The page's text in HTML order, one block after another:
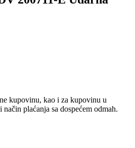
kupovinu, kao i za kupovinu u
plaćanja sa dospećem odmah.